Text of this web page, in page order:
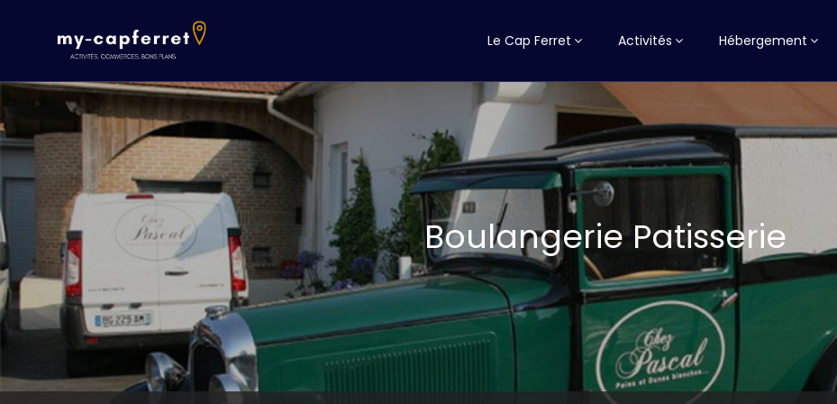
Le Cap Ferret Activités Hébergement
Boulangerie Patisserie